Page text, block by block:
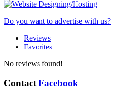
Do you want to advertise with us?
Reviews
Favorites
No reviews found!
Contact Facebook